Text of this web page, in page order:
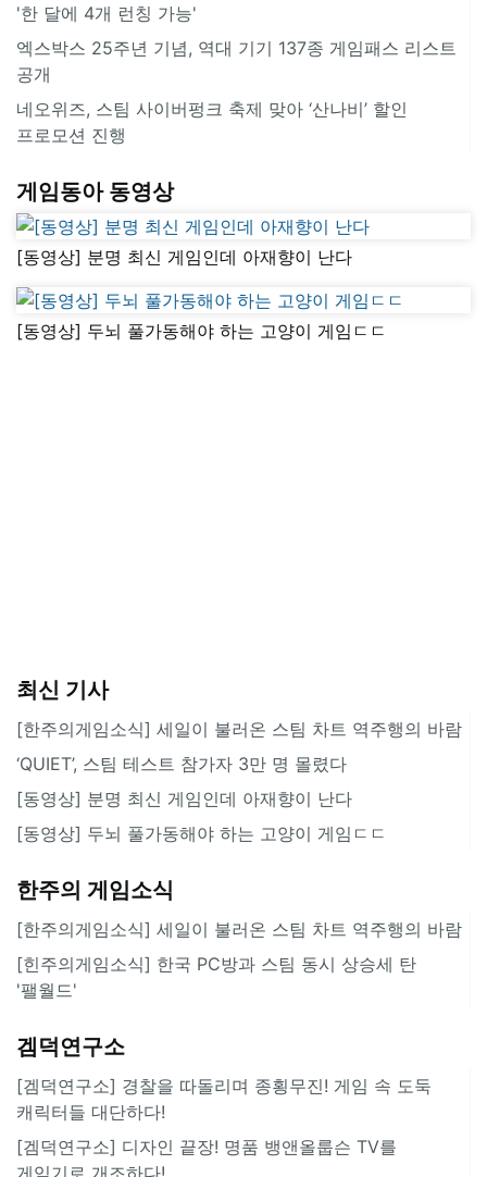
'한 달에 4개 런칭 가능'
엑스박스 25주년 기념, 역대 기기 137종 게임패스 리스트
공개
네오위즈, 스팀 사이버펑크 축제 맞아 ‘산나비’ 할인
프로모션 진행
게임동아 동영상
[동영상] 분명 최신 게임인데 아재향이 난다
[동영상] 두뇌 풀가동해야 하는 고양이 게임ㄷㄷ
최신 기사
[한주의게임소식] 세일이 불러온 스팀 차트 역주행의 바람
‘QUIET’, 스팀 테스트 참가자 3만 명 몰렸다
[동영상] 분명 최신 게임인데 아재향이 난다
[동영상] 두뇌 풀가동해야 하는 고양이 게임ㄷㄷ
한주의 게임소식
[한주의게임소식] 세일이 불러온 스팀 차트 역주행의 바람
[힌주의게임소식] 한국 PC방과 스팀 동시 상승세 탄
'팰월드'
겜덕연구소
[겜덕연구소] 경찰을 따돌리며 종횡무진! 게임 속 도둑
캐릭터들 대단하다!
[겜덕연구소] 디자인 끝장! 명품 뱅앤올룹슨 TV를
게임기로 개조하다!